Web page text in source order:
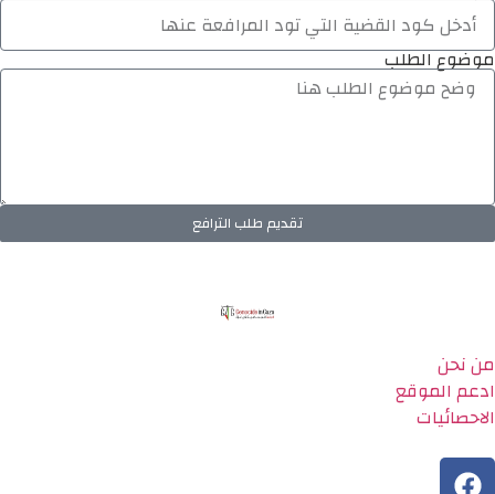
موضوع الطلب
تقديم طلب الترافع
من نحن
ادعم الموقع
الاحصائيات